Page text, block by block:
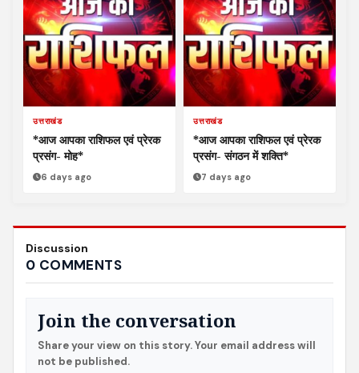
उत्तराखंड
*आज आपका राशिफल एवं प्रेरक
प्रसंग- मोह*
6 days ago
उत्तराखंड
*आज आपका राशिफल एवं प्रेरक
प्रसंग- संगठन में शक्ति*
7 days ago
Discussion
0 COMMENTS
Join the conversation
Share your view on this story. Your email address will
not be published.